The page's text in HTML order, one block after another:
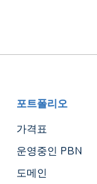
포트폴리오
가격표
운영중인 PBN
도메인